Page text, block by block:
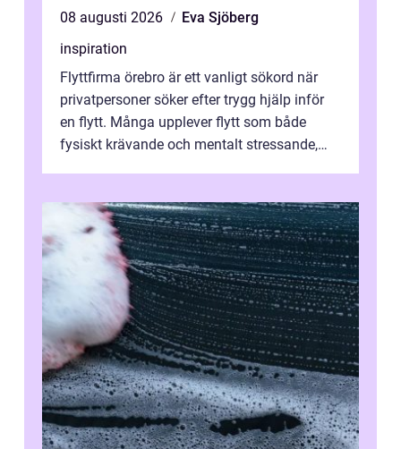
08 augusti 2026
Eva Sjöberg
inspiration
Flyttfirma örebro är ett vanligt sökord när
privatpersoner söker efter trygg hjälp inför
en flytt. Många upplever flytt som både
fysiskt krävande och mentalt stressande,